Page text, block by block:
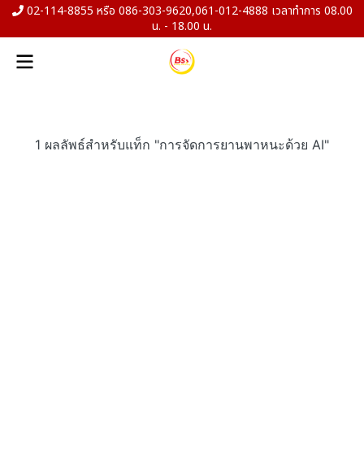
02-114-8855 หรือ 086-303-9620,061-012-4888 เวลาทำการ 08.00
น. - 18.00 น.
1 ผลลัพธ์สำหรับแท็ก "การจัดการยานพาหนะด้วย AI"